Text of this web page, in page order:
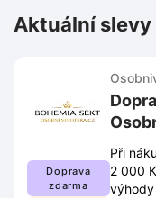
Aktuální slevy
Doprava
zdarma
Při
2 000